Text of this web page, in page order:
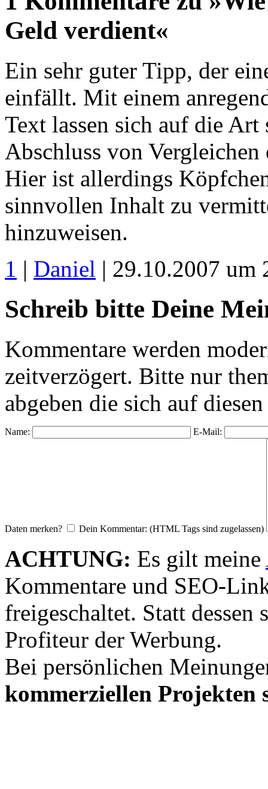
Geld verdient«
Ein sehr guter Tipp, der
einfällt. Mit einem
Text lassen sich auf die
Abschluss von
Hier ist allerdings
sinnvollen Inhalt zu
hinzuweisen.
1 | Daniel | 29.10.2007 um
Schreib bitte Deine
Kommentare werden
zeitverzögert. Bitte nur
abgeben die sich auf
Name: E-Mail:
Daten merken? Dein Kommentar: (HTML Tags sind zugelassen)
ACHTUNG: Es gilt meine
Kommentare und SEO-
freigeschaltet. Statt dessen
Profiteur der Werbung.
Bei persönlichen
kommerziellen Projekten